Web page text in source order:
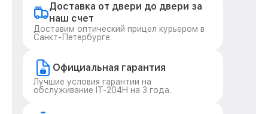
Доставка от двери до двери за
наш счет
Доставим оптический прицел курьером в
Санкт-Петербурге.
Официальная гарантия
Лучшие условия гарантии на
обслуживание IT-204H на 3 года.